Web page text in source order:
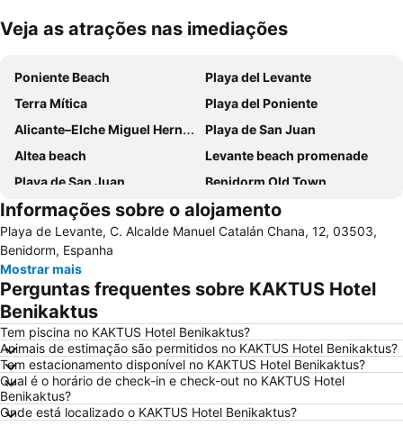
Ampliar mapa
Veja as atrações nas imediações
Poniente Beach
Playa del Levante
Terra Mítica
Playa del Poniente
Alicante–Elche Miguel Hernández Airport
Playa de San Juan
Altea beach
Levante beach promenade
Playa de San Juan
Benidorm Old Town
Benidorm Palace
Playa Arenal-Bol
El Postiguet
Estación de autobuses
Centro
Marina de Alicante
Levante o La Fossa
Festilandia
Platja de La Cala de Finestrat
Playa de la Ermita
Avenida Jaime I
Aqua Natura
Centro
Comunidad Valenciana day
El Portet
Port de Denia
Informações sobre o alojamento
Playa de Levante, C. Alcalde Manuel Catalán Chana, 12, 03503,
Benidorm, Espanha
Mostrar mais
Perguntas frequentes sobre KAKTUS Hotel
Benikaktus
Tem piscina no KAKTUS Hotel Benikaktus?
Animais de estimação são permitidos no KAKTUS Hotel Benikaktus?
Tem estacionamento disponível no KAKTUS Hotel Benikaktus?
Qual é o horário de check-in e check-out no KAKTUS Hotel
Benikaktus?
Onde está localizado o KAKTUS Hotel Benikaktus?